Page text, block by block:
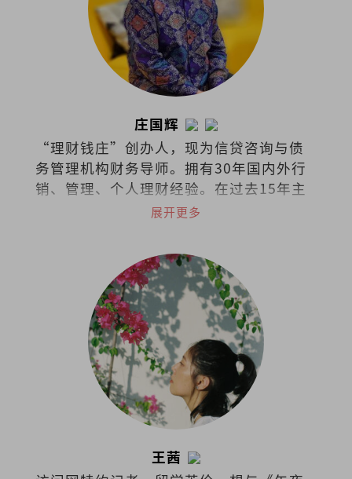
庄国辉
“理财钱庄”创办人，现为信贷咨询与债
务管理机构财务导师。拥有30年国内外行
销、管理、个人理财经验。在过去15年主
讲超过千场讲座，参与300次的电视、电
席财务讲师、大学专业顾问。
展开更多
王茜